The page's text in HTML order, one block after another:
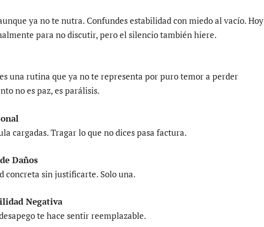
ya no te nutra. Confundes estabilidad con miedo al vacío. Hoy
para no discutir, pero el silencio también hiere.
una rutina que ya no te representa por puro temor a perder
no es paz, es parálisis.
cargadas. Tragar lo que no dices pasa factura.
Daños
concreta sin justificarte. Solo una.
Negativa
te hace sentir reemplazable.